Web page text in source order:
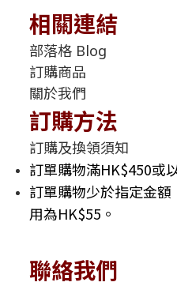
相關連結
部落格 Blog
訂購商品
關於我們
訂購方法
訂購及換領須知
訂單購物滿HK$450或
訂單購物少於指定金
用為HK$55。
聯絡我們